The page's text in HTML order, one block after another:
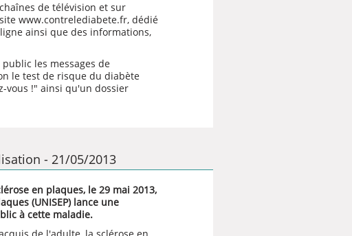
de télévision et sur
www.contrelediabete.fr, dédié
ainsi que des informations,
les messages de
le test de risque du diabète
vous !" ainsi qu'un dossier
- 21/05/2013
en plaques, le 29 mai 2013,
(UNISEP) lance une
à cette maladie.